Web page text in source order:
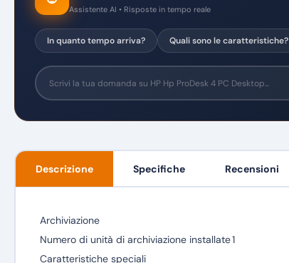
Assistente AI • Risposte in tempo reale
In quanto tempo arriva? Quali sono le caratteristiche?
Descrizione Specifiche Recensioni
Archiviazione
Numero di unità di archiviazione installate1
Caratteristiche speciali